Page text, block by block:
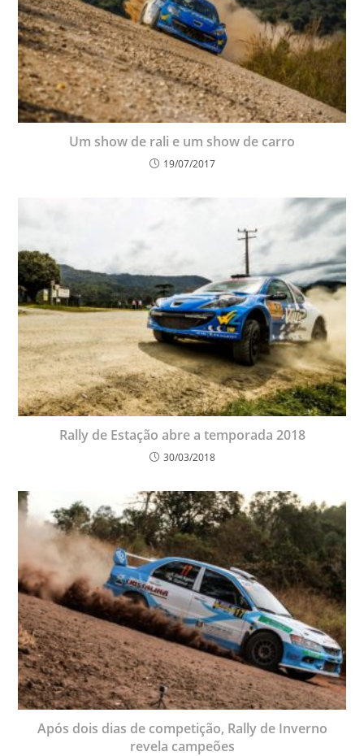
Um show de rali e um show de carro
19/07/2017
Rally de Estação abre a temporada 2018
30/03/2018
Após dois dias de competição, Rally de Inverno
revela campeões